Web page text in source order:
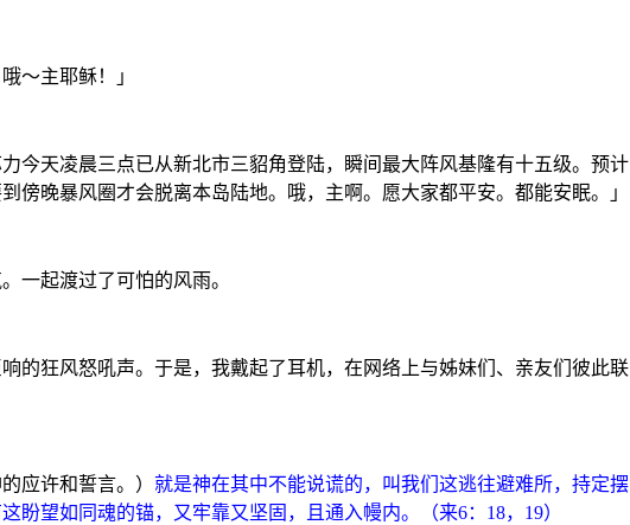
～主耶稣！」
今天凌晨三点已从新北市三貂角登陆，瞬间最大阵风基隆有十五级。预计
傍晚暴风圈才会脱离本岛陆地。哦，主啊。愿大家都平安。都能安眠。」
一起渡过了可怕的风雨。
的狂风怒吼声。于是，我戴起了耳机，在网络上与姊妹们、亲友们彼此联
应许和誓言。） 就是神在其中不能说谎的，叫我们这逃往避难所，持定摆
盼望如同魂的锚，又牢靠又坚固，且通入幔内。（来6： 18， 19）